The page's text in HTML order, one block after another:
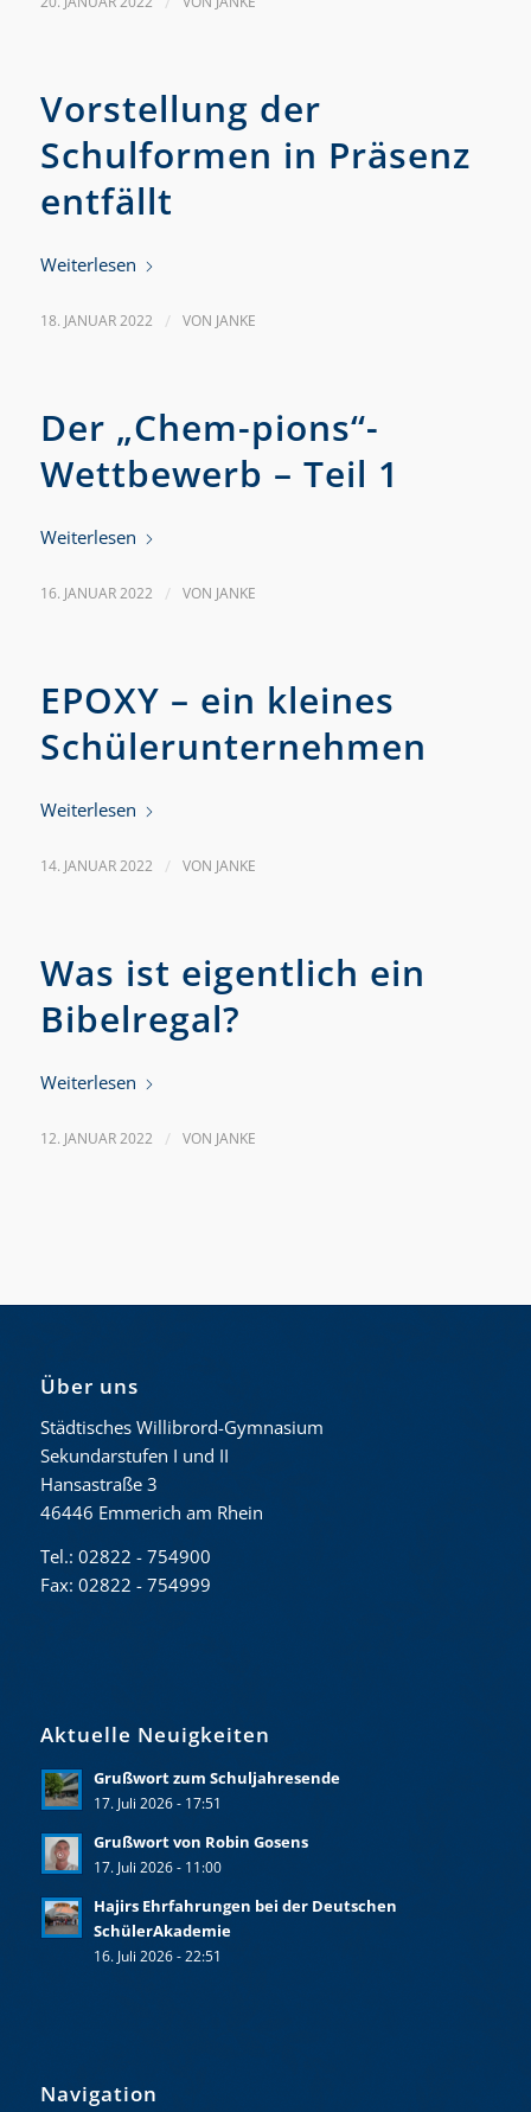
Vorstellung der
Schulformen in Präsenz
entfällt
Weiterlesen
18. JANUAR 2022 / VON JANKE
Der „Chem-pions“-
Wettbewerb – Teil 1
Weiterlesen
16. JANUAR 2022 / VON JANKE
EPOXY – ein kleines
Schülerunternehmen
Weiterlesen
14. JANUAR 2022 / VON JANKE
Was ist eigentlich ein
Bibelregal?
Weiterlesen
12. JANUAR 2022 / VON JANKE
Über uns
Städtisches Willibrord-Gymnasium
Sekundarstufen I und II
Hansastraße 3
46446 Emmerich am Rhein
Tel.: 02822 - 754900
Fax: 02822 - 754999
Aktuelle Neuigkeiten
Grußwort zum Schuljahresende
17. Juli 2026 - 17:51
Grußwort von Robin Gosens
17. Juli 2026 - 11:00
Hajirs Ehrfahrungen bei der Deutschen
SchülerAkademie
16. Juli 2026 - 22:51
Navigation